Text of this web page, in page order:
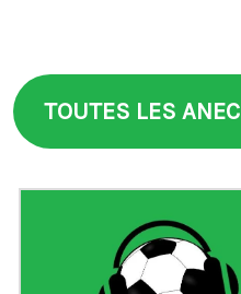
TOUTES LES